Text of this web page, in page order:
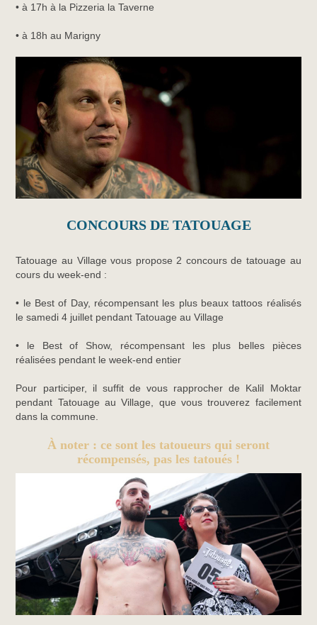
• à 17h à la Pizzeria la Taverne
• à 18h au Marigny
CONCOURS DE TATOUAGE
Tatouage au Village vous propose 2 concours de tatouage au
cours du week-end :
• le Best of Day, récompensant les plus beaux tattoos réalisés
le samedi 4 juillet pendant Tatouage au Village
• le Best of Show, récompensant les plus belles pièces
réalisées pendant le week-end entier
Pour participer, il suffit de vous rapprocher de Kalil Moktar
pendant Tatouage au Village, que vous trouverez facilement
dans la commune.
À noter : ce sont les tatoueurs qui seront
récompensés, pas les tatoués !